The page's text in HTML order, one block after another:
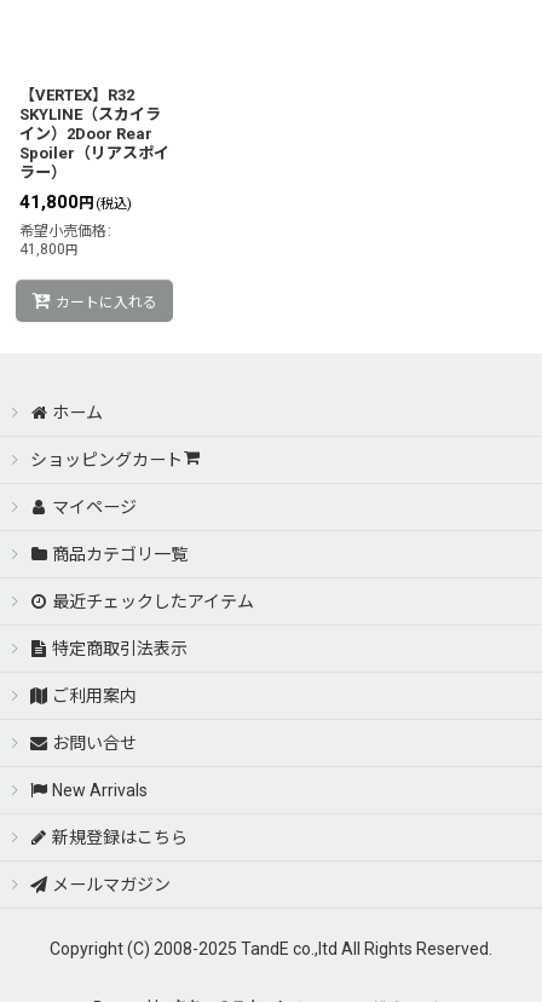
【VERTEX】R32
SKYLINE（スカイラ
イン）2Door Rear
Spoiler（リアスポイ
ラー）
41,800円 (税込)
希望小売価格 :
41,800円
カートに入れる
ホーム
ショッピングカート
マイページ
商品カテゴリ一覧
最近チェックしたアイテム
特定商取引法表示
ご利用案内
お問い合せ
New Arrivals
新規登録はこちら
メールマガジン
Copyright (C) 2008-2025 TandE co.,ltd All Rights Reserved.